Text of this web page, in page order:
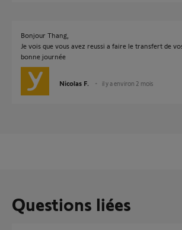
Bonjour Thang,
Je vois que vous avez reussi a faire le transfert de
bonne journée
Nicolas F. il y a environ 2 mois
Questions liées